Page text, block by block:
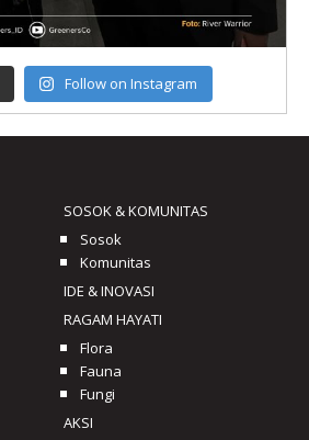
Follow on Instagram
SOSOK & KOMUNITAS
Sosok
Komunitas
IDE & INOVASI
RAGAM HAYATI
Flora
Fauna
Fungi
AKSI